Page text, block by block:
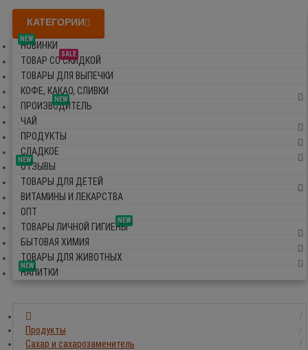
КАТЕГОРИИ
NEW
НОВИНКИ
SALE
ТОВАР СО СКИДКОЙ
ТОВАРЫ ДЛЯ ВЫПЕЧКИ
КОФЕ, КАКАО, СЛИВКИ
NEW
ПРОИЗВОДИТЕЛЬ
ЧАЙ
ПРОДУКТЫ
СЛАДКОЕ
NEW
ОТЗЫВЫ
ТОВАРЫ ДЛЯ ДЕТЕЙ
ВИТАМИНЫ И ЛЕКАРСТВА
ОПТ
NEW
ТОВАРЫ ЛИЧНОЙ ГИГИЕНЫ
БЫТОВАЯ ХИМИЯ
ТОВАРЫ ДЛЯ ЖИВОТНЫХ
NEW
НАПИТКИ
Продукты
Сахар и сахарозаменитель